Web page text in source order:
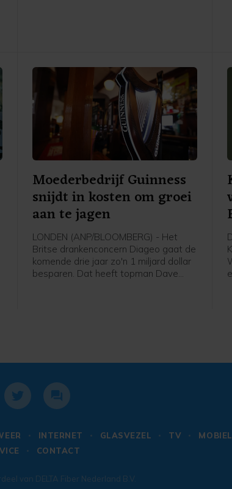
Moederbedrijf Guinness
snijdt in kosten om groei
aan te jagen
LONDEN (ANP/BLOOMBERG) - Het
Britse drankenconcern Diageo gaat de
komende drie jaar zo'n 1 miljard dollar
besparen. Dat heeft topman Dave
INTERNET GLASVEZEL TV
MOBIEL
CONTACT
van DELTA Fiber Nederland B.V.